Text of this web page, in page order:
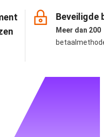
Beveiligde
Meer dan 200